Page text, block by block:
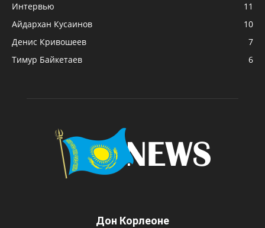
Интервью
11
Айдархан Кусаинов
10
Денис Кривошеев
7
Тимур Байкетаев
6
Дон Корлеоне